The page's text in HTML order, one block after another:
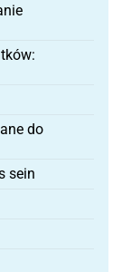
do
sein